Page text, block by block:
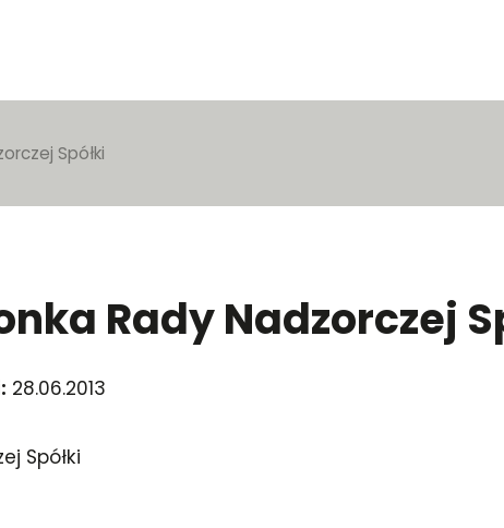
Spółki
Rady Nadzorczej
28.06.2013
Spółki